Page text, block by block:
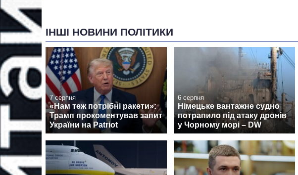
ІНШІ НОВИНИ ПОЛІТИКИ
7 серпня
«Нам теж потрібні ракети»:
Трамп прокоментував запит
України на Patriot
6 серпня
Німецьке вантажне судно
потрапило під атаку дронів
у Чорному морі – DW